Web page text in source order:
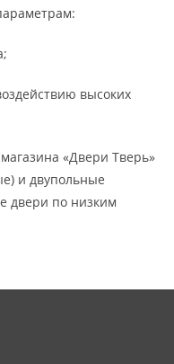
высоких
«Двери Тверь»
и двупольные
двери по низким